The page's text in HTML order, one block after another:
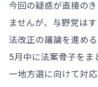
今回の疑惑が直接の
ませんが、与野党は
法改正の議論を進める
5月中に法案骨子をま
一地方選に向けて対応